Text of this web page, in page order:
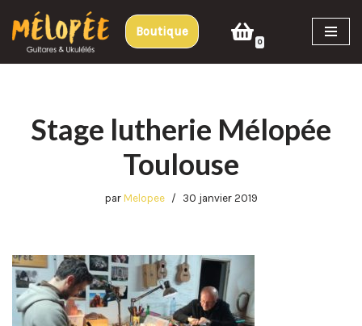
Aller
au
Boutique
0
Stage lutherie Mélopée
Toulouse
par Melopee 30 janvier 2019